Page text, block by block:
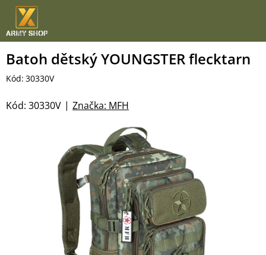
Přejít
obsah
Batoh dětský YOUNGSTER flecktarn
Kód: 30330V
Značka: MFH
Kód: 30330V